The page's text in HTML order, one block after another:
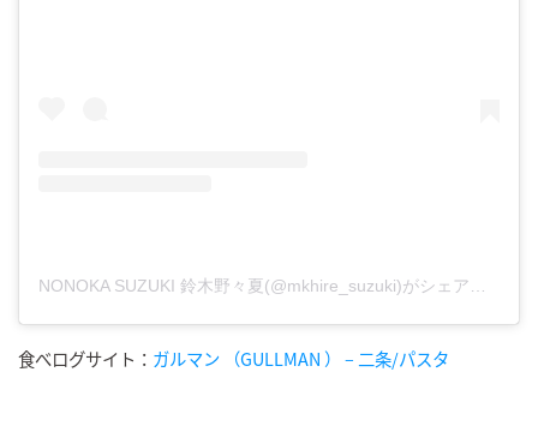
食べログサイト： ガルマン （GULLMAN ） – 二条/パスタ